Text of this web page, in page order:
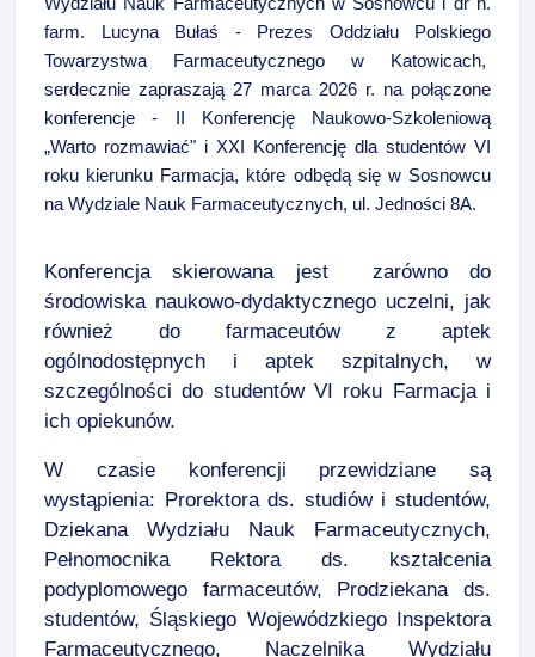
farm. Lucyna Bułaś - Prezes Oddziału Polskiego
Towarzystwa Farmaceutycznego w Katowicach,
serdecznie zapraszają 27 marca 2026 r. na połączone
konferencje - II Konferencję Naukowo-Szkoleniową
„Warto rozmawiać" i XXI Konferencję dla studentów VI
roku kierunku Farmacja, które odbędą się w Sosnowcu
na Wydziale Nauk Farmaceutycznych, ul. Jedności 8A.
Konferencja skierowana jest zarówno do
środowiska naukowo-dydaktycznego uczelni, jak
również do farmaceutów z aptek
ogólnodostępnych i aptek szpitalnych, w
szczególności do studentów VI roku Farmacja i
ich opiekunów.
W czasie konferencji przewidziane są
wystąpienia: Prorektora ds. studiów i studentów,
Dziekana Wydziału Nauk Farmaceutycznych,
Pełnomocnika Rektora ds. kształcenia
podyplomowego farmaceutów, Prodziekana ds.
studentów, Śląskiego Wojewódzkiego Inspektora
Farmaceutycznego, Naczelnika Wydziału